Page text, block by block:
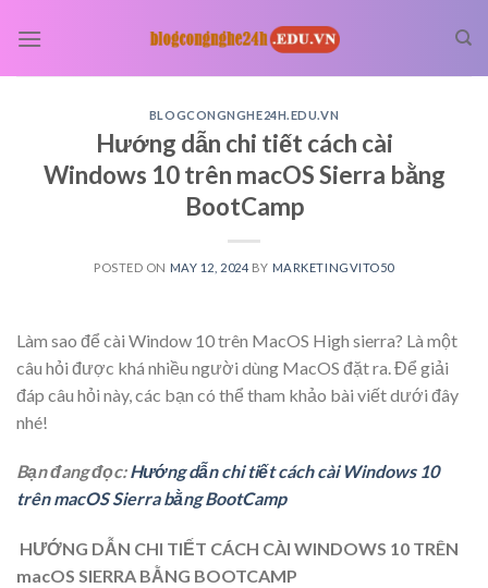
BLOGCONGNGHE24H.EDU.VN
Hướng dẫn chi tiết cách cài
Windows 10 trên macOS Sierra bằng
BootCamp
POSTED ON MAY 12, 2024 BY MARKETINGVITO50
Làm sao để cài Window 10 trên MacOS High sierra? Là một
câu hỏi được khá nhiều người dùng MacOS đặt ra. Để giải
đáp câu hỏi này, các bạn có thể tham khảo bài viết dưới đây
nhé!
Bạn đang đọc:Hướng dẫn chi tiết cách cài Windows 10
trên macOS Sierra bằng BootCamp
HƯỚNG DẪN CHI TIẾT CÁCH CÀI WINDOWS 10 TRÊN
macOS SIERRA BẰNG BOOTCAMP